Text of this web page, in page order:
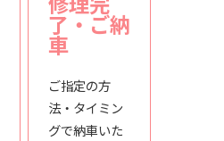
了・ご納
車
ご指定の方
法・タイミン
グで納車いた